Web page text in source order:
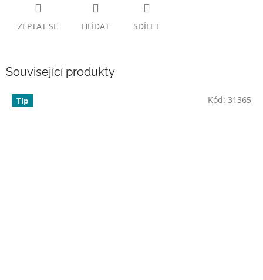
ZEPTAT SE HLÍDAT SDÍLET
Související produkty
Tip Kód: 31365